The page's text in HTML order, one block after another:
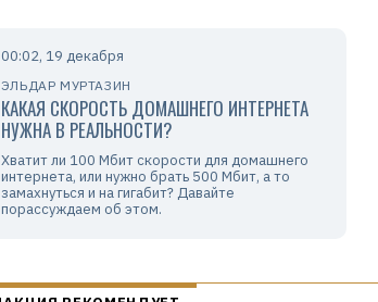
00:02, 19 декабря
ЭЛЬДАР МУРТАЗИН
КАКАЯ СКОРОСТЬ ДОМАШНЕГО ИНТЕРНЕТА
НУЖНА В РЕАЛЬНОСТИ?
Хватит ли 100 Мбит скорости для домашнего
интернета, или нужно брать 500 Мбит, а то
замахнуться и на гигабит? Давайте
порассуждаем об этом.